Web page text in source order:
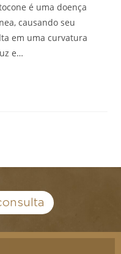
é uma doença
causando seu
em uma curvatura
e…